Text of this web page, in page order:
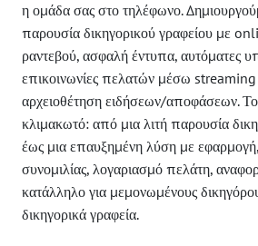
η ομάδα σας στο τηλέφωνο.
παρουσία δικηγορικού γραφείου με
ραντεβού, ασφαλή έντυπα, αυτόματες
επικοινωνίες πελατών μέσω
αρχειοθέτηση ειδήσεων/αποφάσεων.
κλιμακωτό: από μια λιτή παρουσία
έως μια επαυξημένη λύση με
συνομιλίας, λογαριασμό πελάτη,
κατάλληλο για μεμονωμένους
δικηγορικά γραφεία.